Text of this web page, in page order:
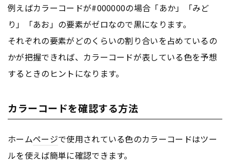
例えばカラーコードが#000000の場合「あか」「みど
り」「あお」の要素がゼロなので黒になります。
それぞれの要素がどのくらいの割り合いを占めているの
かが把握できれば、カラーコードが表している色を予想
するときのヒントになります。
カラーコードを確認する方法
ホームページで使用されている色のカラーコードはツー
ルを使えば簡単に確認できます。